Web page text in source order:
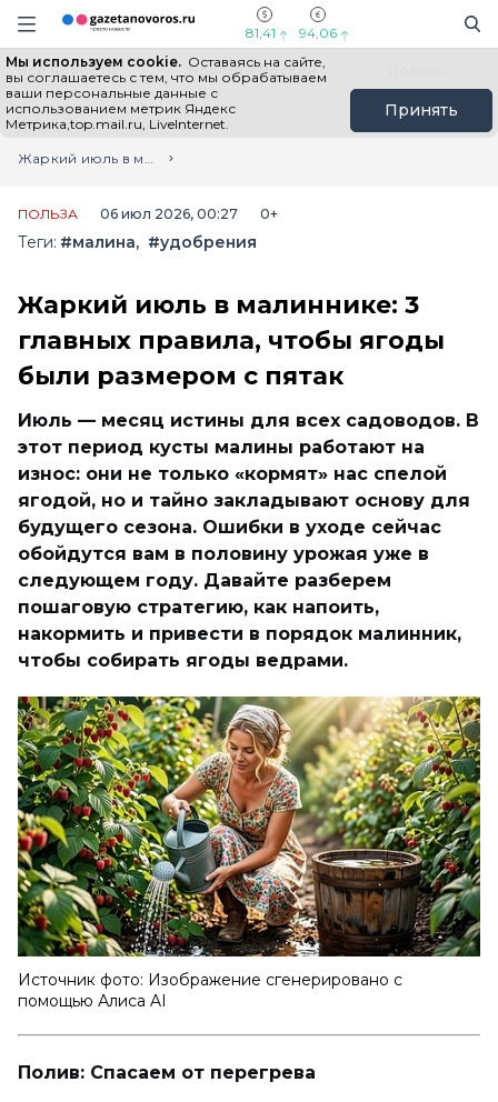
Информационный портал "ГазетаНоворос.ру"
Навигация сайта
81,41 94,06
Мы используем cookie. Оставаясь на сайте,
вы соглашаетесь с тем, что мы обрабатываем
ваши персональные данные с
использованием метрик Яндекс
Метрика,top.mail.ru, LiveInternet.
Принять
Все новости Новости России
Главная
Лента новостей
Жаркий июль в малиннике: 3 главных правила, чтобы ягоды были размером с пятак
ПОЛЬЗА 06 июл 2026, 00:27 0+
Теги: #малина #удобрения
Жаркий июль в малиннике: 3
главных правила, чтобы ягоды
были размером с пятак
Июль — месяц истины для всех садоводов. В
этот период кусты малины работают на
износ: они не только «кормят» нас спелой
ягодой, но и тайно закладывают основу для
будущего сезона. Ошибки в уходе сейчас
обойдутся вам в половину урожая уже в
следующем году. Давайте разберем
пошаговую стратегию, как напоить,
накормить и привести в порядок малинник,
чтобы собирать ягоды ведрами.
Источник фото: Изображение сгенерировано с
помощью Алиса AI
Полив: Спасаем от перегрева